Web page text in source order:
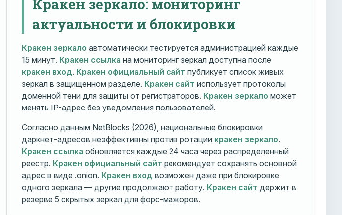
Кракен зеркало: мониторинг
актуальности и блокировки
Кракен зеркало автоматически тестируется администрацией каждые
15 минут. Кракен ссылка на мониторинг зеркал доступна после
кракен вход. Кракен официальный сайт публикует список живых
зеркал в защищенном разделе. Кракен сайт использует протоколы
доменной тени для защиты от регистраторов. Кракен зеркало может
менять IP-адрес без уведомления пользователей.
Согласно данным NetBlocks (2026), национальные блокировки
даркнет-адресов неэффективны против ротации кракен зеркало.
Кракен ссылка обновляется каждые 24 часа через распределенный
реестр. Кракен официальный сайт рекомендует сохранять основной
адрес в виде .onion. Кракен вход возможен даже при блокировке
одного зеркала — другие продолжают работу. Кракен сайт держит в
резерве 5 скрытых зеркал для форс-мажоров.